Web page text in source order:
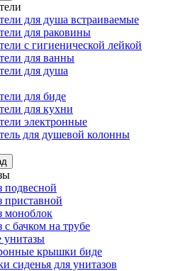
для душа встраиваемые
для раковины
с гигиенической лейкой
для ванны
для душа
для биде
для кухни
электронные
для душевой колонны
подвесной
приставной
моноблок
с бачком на трубе
крышки биде
сиденья для унитазов